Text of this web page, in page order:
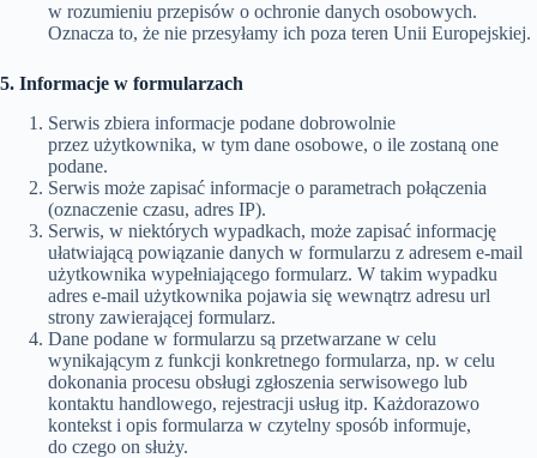
w rozumieniu przepisów o ochronie danych osobowych.
Oznacza to, że nie przesyłamy ich poza teren Unii Europejskiej.
5. Informacje w formularzach
Serwis zbiera informacje podane dobrowolnie
przez użytkownika, w tym dane osobowe, o ile zostaną one
podane.
Serwis może zapisać informacje o parametrach połączenia
(oznaczenie czasu, adres IP).
Serwis, w niektórych wypadkach, może zapisać informację
ułatwiającą powiązanie danych w formularzu z adresem e-mail
użytkownika wypełniającego formularz. W takim wypadku
adres e-mail użytkownika pojawia się wewnątrz adresu url
strony zawierającej formularz.
Dane podane w formularzu są przetwarzane w celu
wynikającym z funkcji konkretnego formularza, np. w celu
dokonania procesu obsługi zgłoszenia serwisowego lub
kontaktu handlowego, rejestracji usług itp. Każdorazowo
kontekst i opis formularza w czytelny sposób informuje,
do czego on służy.